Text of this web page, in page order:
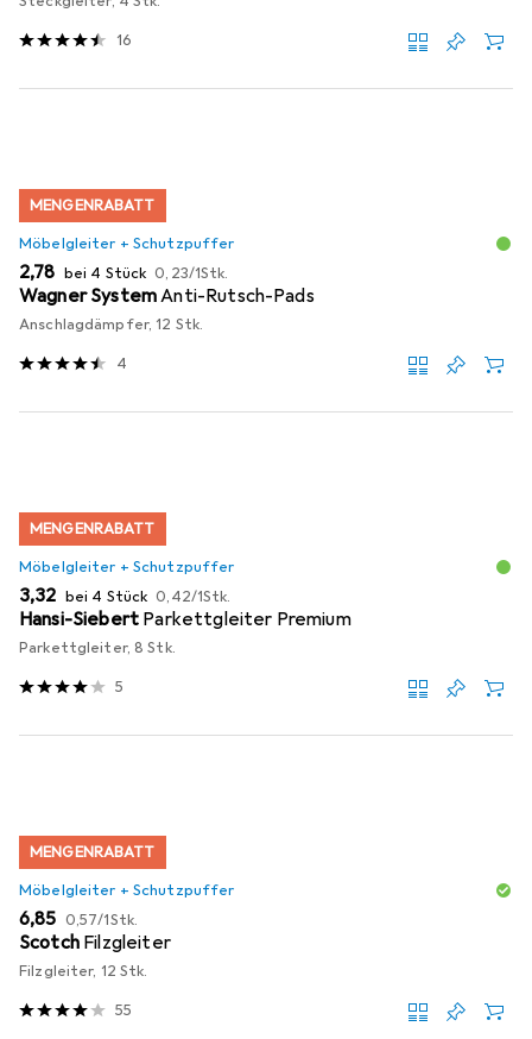
16
MENGENRABATT
Möbelgleiter + Schutzpuffer
EUR
2,78 bei 4 Stück EUR
0,23/1Stk.
Wagner SystemAnti-Rutsch-Pads
Anschlagdämpfer, 12 Stk.
4
MENGENRABATT
Möbelgleiter + Schutzpuffer
EUR
3,32 bei 4 Stück EUR
0,42/1Stk.
Hansi-Siebert Parkettgleiter Premium
Parkettgleiter, 8 Stk.
5
MENGENRABATT
Möbelgleiter + Schutzpuffer
EUR
6,85 EUR
0,57/1Stk.
Scotch Filzgleiter
Filzgleiter, 12 Stk.
55